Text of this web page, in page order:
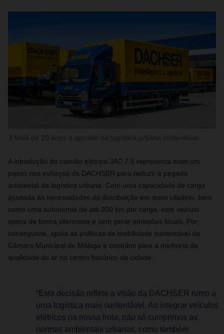
A introdução do camião elétrico JAC 7.5 representa mais um
passo nos esforços da DACHSER para reduzir a pegada
ambiental da logística urbana. Com uma capacidade de carga
ajustada às necessidades da distribuição em meio citadino, bem
como uma autonomia de até 200 km por carga, este veículo
opera de forma silenciosa e sem gerar emissões locais. Por
conseguinte, apoia as políticas de mobilidade sustentável da
Câmara Municipal de Málaga e contribui para a melhoria da
qualidade do ar no centro histórico da cidade.
“Esta decisão reflete a visão da DACHSER rumo a
uma logística mais sustentável. Ao integrar veículos
elétricos na nossa frota, não só cumprimos as
normas ambientais urbanas, como também